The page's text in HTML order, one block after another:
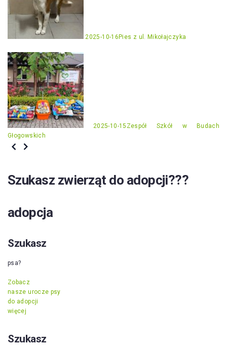
2025-10-16 Pies z ul. Mikołajczyka
2025-10-15 Zespół Szkół w Budach
Głogowskich
Szukasz zwierząt do adopcji???
adopcja
Szukasz
psa?
Zobacz
nasze urocze psy
do adopcji
więcej
Szukasz